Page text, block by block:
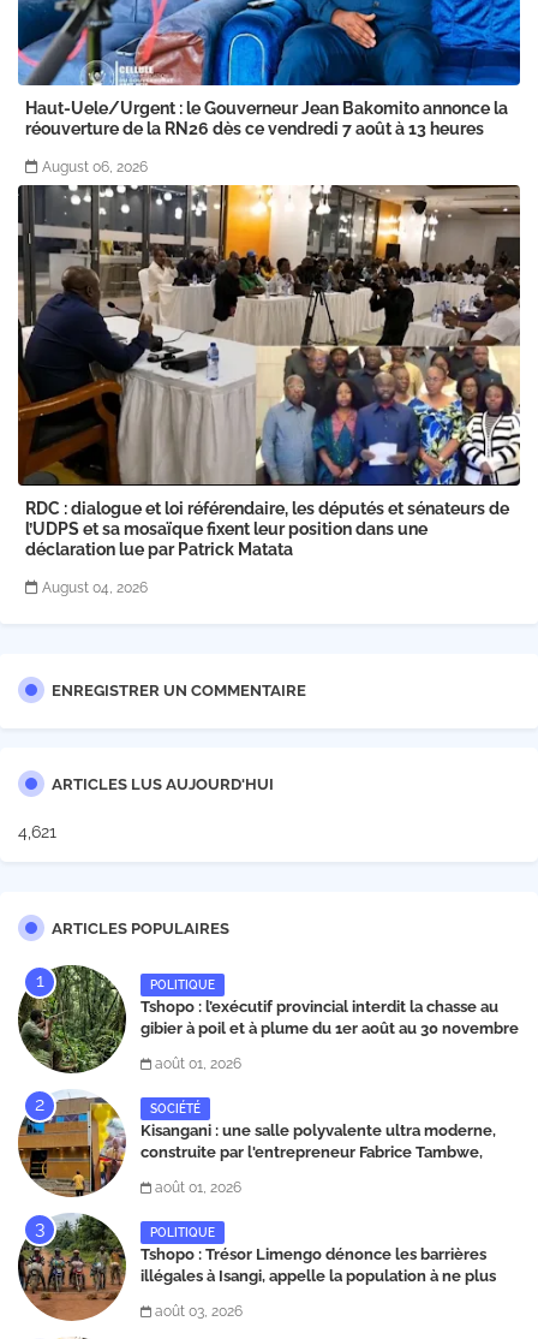
Haut-Uele/Urgent : le Gouverneur Jean Bakomito annonce la
réouverture de la RN26 dès ce vendredi 7 août à 13 heures
August 06, 2026
RDC : dialogue et loi référendaire, les députés et sénateurs de
l’UDPS et sa mosaïque fixent leur position dans une
déclaration lue par Patrick Matata
August 04, 2026
ENREGISTRER UN COMMENTAIRE
ARTICLES LUS AUJOURD'HUI
4,621
ARTICLES POPULAIRES
POLITIQUE
Tshopo : l’exécutif provincial interdit la chasse au
gibier à poil et à plume du 1er août au 30 novembre
août 01, 2026
SOCIÉTÉ
Kisangani : une salle polyvalente ultra moderne,
construite par l'entrepreneur Fabrice Tambwe,
août 01, 2026
POLITIQUE
Tshopo : Trésor Limengo dénonce les barrières
illégales à Isangi, appelle la population à ne plus
août 03, 2026